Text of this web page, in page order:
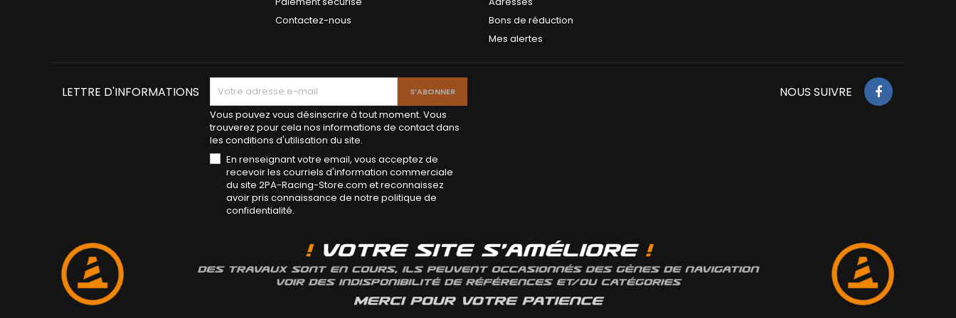
Contactez-nous
Bons de réduction
Mes alertes
LETTRE D'INFORMATIONS
Vous pouvez vous désinscrire à tout moment. Vous
trouverez pour cela nos informations de contact dans
les conditions d'utilisation du site.
En renseignant votre email, vous acceptez de
recevoir les courriels d'information commerciale
du site 2PA-Racing-Store.com et reconnaissez
avoir pris connaissance de notre politique de
confidentialité.
NOUS SUIVRE